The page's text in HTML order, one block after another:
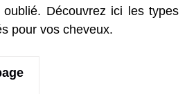
oublié. Découvrez ici les types
pour vos cheveux.